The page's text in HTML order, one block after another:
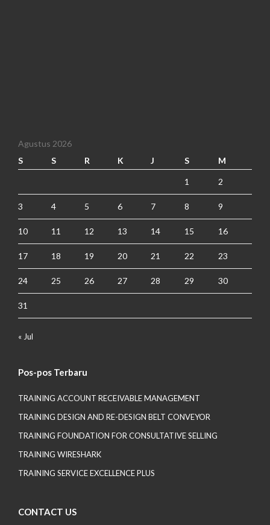
Agustus 2026
S
S R K J S M
1 2
3 4 5 6 7 8 9
10 11 12 13 14 15 16
17 18 19 20 21 22 23
24 25 26 27 28 29 30
31
« Jul
Pos-pos Terbaru
TRAINING ACCOUNT RECEIVABLE MANAGEMENT
TRAINING DESIGN AND RE-DESIGN BELT CONVEYOR
TRAINING FOUNDATION FOR CONSULTATIVE SELLING
TRAINING WIRESHARK
TRAINING SERVICE EXCELLENCE PLUS
CONTACT US